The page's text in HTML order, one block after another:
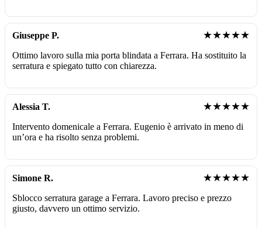
Giuseppe P. ★★★★★
Ottimo lavoro sulla mia porta blindata a Ferrara. Ha sostituito la
serratura e spiegato tutto con chiarezza.
Alessia T. ★★★★★
Intervento domenicale a Ferrara. Eugenio è arrivato in meno di
un’ora e ha risolto senza problemi.
Simone R. ★★★★★
Sblocco serratura garage a Ferrara. Lavoro preciso e prezzo
giusto, davvero un ottimo servizio.